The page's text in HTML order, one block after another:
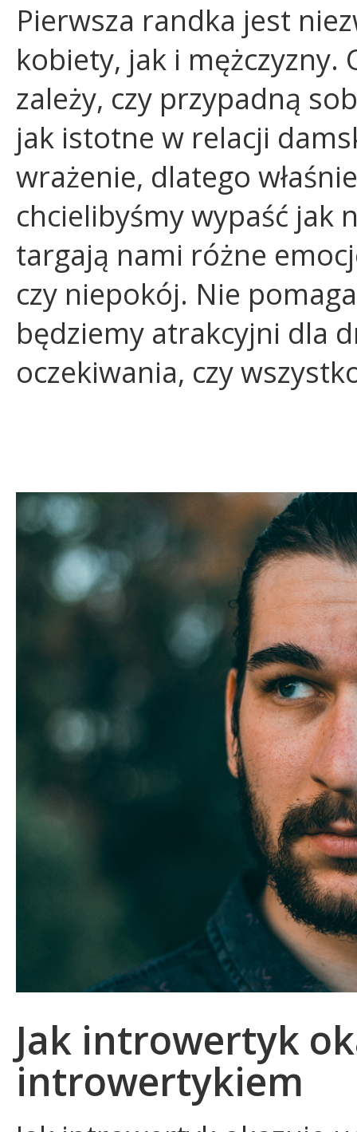
Pierwsza randka jest
kobiety, jak i
zależy, czy przypadną
jak istotne w relacji
wrażenie, dlatego
chcielibyśmy wypaść jak
targają nami różne
czy niepokój. Nie
będziemy atrakcyjni dla
oczekiwania, czy
Jak introwertyk
introwertykiem